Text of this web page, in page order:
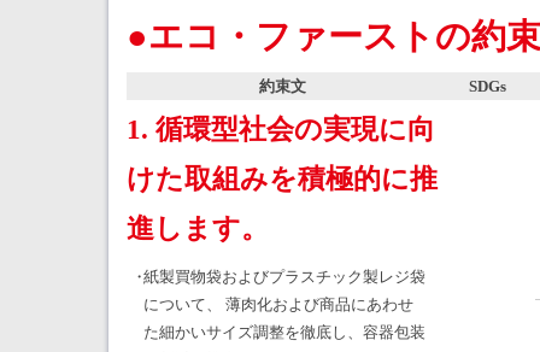
●エコ・ファーストの約
約束文 SDGs
1. 循環型社会の実現に向
けた取組みを積極的に推
進します。
・紙製買物袋およびプラスチック製レジ袋
について、 薄肉化および商品にあわせ
た細かいサイズ調整を徹底し、容器包装